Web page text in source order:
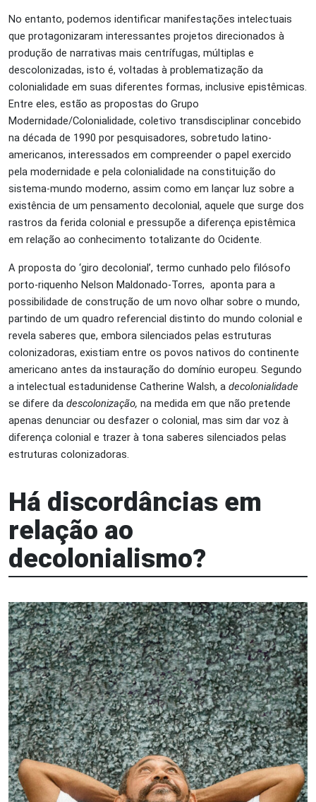
No entanto, podemos identificar manifestações intelectuais
que protagonizaram interessantes projetos direcionados à
produção de narrativas mais centrífugas, múltiplas e
descolonizadas, isto é, voltadas à problematização da
colonialidade em suas diferentes formas, inclusive epistêmicas.
Entre eles, estão as propostas do Grupo
Modernidade/Colonialidade, coletivo transdisciplinar concebido
na década de 1990 por pesquisadores, sobretudo latino-
americanos, interessados em compreender o papel exercido
pela modernidade e pela colonialidade na constituição do
sistema-mundo moderno, assim como em lançar luz sobre a
existência de um pensamento decolonial, aquele que surge dos
rastros da ferida colonial e pressupõe a diferença epistêmica
em relação ao conhecimento totalizante do Ocidente.
A proposta do ‘giro decolonial’, termo cunhado pelo filósofo
porto-riquenho Nelson Maldonado-Torres, aponta para a
possibilidade de construção de um novo olhar sobre o mundo,
partindo de um quadro referencial distinto do mundo colonial e
revela saberes que, embora silenciados pelas estruturas
colonizadoras, existiam entre os povos nativos do continente
americano antes da instauração do domínio europeu . Segundo
a intelectual estadunidense Catherine Walsh, a decolonialidade
se difere da descolonização, na medida em que não pretende
apenas denunciar ou desfazer o colonial, mas sim dar voz à
diferença colonial e trazer à tona saberes silenciados pelas
estruturas colonizadoras.
Há discordâncias em
relação ao
decolonialismo?